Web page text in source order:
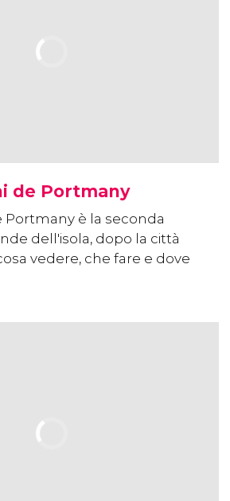
de Portmany
Portmany è la seconda
dell'isola, dopo la città
vedere, che fare e dove